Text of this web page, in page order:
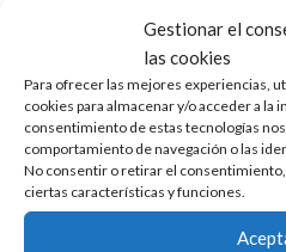
Gestionar el
las cookies
Para ofrecer las mejores experiencias,
cookies para almacenar y/o acceder a la
consentimiento de estas tecnologías
comportamiento de navegación o las
No consentir o retirar el
ciertas características y funciones.
los setenta y ochenta.
El futuro de
saga
Al terminar de ver la cinta
quedamos además de con